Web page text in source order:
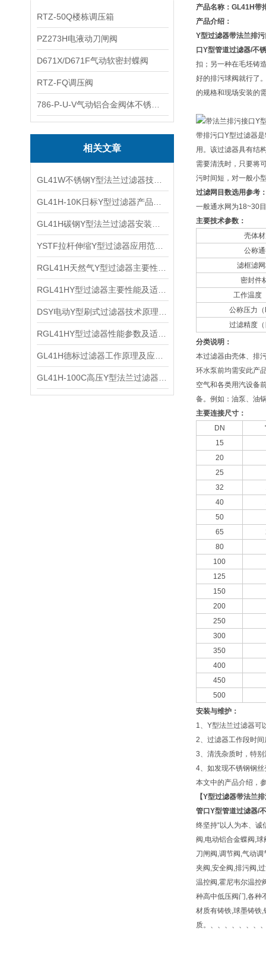
RTZ-50Q楼栋调压箱
PZ273H电液动刀闸阀
D671X/D671F气动软密封蝶阀
RTZ-FQ调压阀
相关文章
产品名称：GL41H 带
产品介绍：
Y型过滤器带法兰排
口Y型管道过滤器/不
扣；另一种在毛坯铸
好的排污球阀就行了
的规格和现场安装的
带排污口Y型过滤器
用。该过滤器具有结
需要清洗时，只要将
污时间短，对一般小
过滤网目数选用参考
一般通水网为18~30
主要技术参数：
壳体
公称
滤框滤
密封件
工作温度
公称压力
过滤精度
分类说明：
本过滤器由壳体、排
环水泵前均需安此产
空气和各类用汽设备
备。例如：油泵、油
主要连接尺寸：
DN
15
20
25
32
40
50
65
80
100
125
150
200
250
300
350
400
450
500
安装与维护：
1、Y型法兰过滤器可
2、过滤器工作段时
3、清洗杂质时，特
4、如发现不锈钢钢
本文中的产品介绍，
【Y型过滤器带法兰
管口Y型管道过滤器/
终坚持“以人为本、
阀,电动铝合金蝶阀,
刀闸阀,调节阀,气动
夹阀,安全阀,排污阀,
温控阀,霍尼韦尔温控
种高中低压阀门,各种
材质有铸铁,球墨铸铁
质。、、、、、、、